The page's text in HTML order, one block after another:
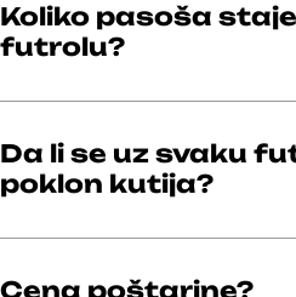
Koliko pasoša
futrolu?
Da li se uz svaku
poklon kutija?
Cena poštarine?